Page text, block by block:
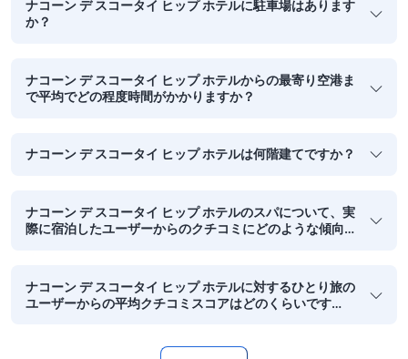
ナコーン デ スコータイ ヒップ ホテルに駐車場はあります
か？
ナコーン デ スコータイ ヒップ ホテルからの最寄り空港ま
で平均でどの程度時間がかかりますか？
ナコーン デ スコータイ ヒップ ホテルは何階建てですか？
ナコーン デ スコータイ ヒップ ホテルのスパについて、実
際に宿泊したユーザーからのクチコミにどのような傾向
ナコーン デ スコータイ ヒップ ホテルに対するひとり旅の
ユーザーからの平均クチコミスコアはどのくらいです